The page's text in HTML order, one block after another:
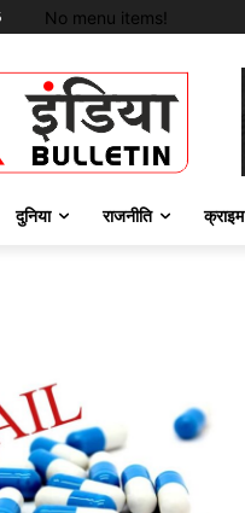
No menu items!
दुनिया राजनीति क्राइम